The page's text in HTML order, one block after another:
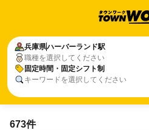
兵庫県ハーバーランド駅
職種を選択してください
固定時間・固定シフト制
キーワードを選択してください
673件